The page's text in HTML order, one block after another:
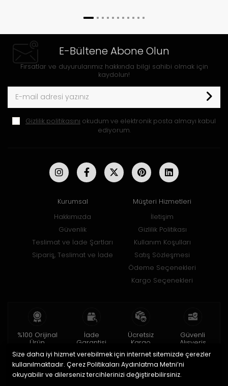
E-Bültene Abone Olun
Fırsatlar ve duyurularımız hakkında bilgi sahibi olmak için
kaydolun!
Gizlilik politikasını okudum ve elektronik posta almayı kabul
ediyorum.
Kurumsal
Hakkımızda
Güvenlik
Teslimat ve İade Şartları
Sipariş, Teslimat ve İade
Müşteri Hizmetleri
İletişim
Gizlilik Politikası
Kullanım Koşulları
Satış Sözleşmesi
Ödeme Seçenekleri
Kargo Seçenekleri
%100 Orijinal
Ürün
2 yıl garanti
İade
Garantisi
15 gün içinde
iade
Ücretsiz
Kargo
150 TL ve üzeri
Güvenli
Alışveriş
256bit SSL ile
Size daha iyi hizmet verebilmek için internet sitemizde çerezler
kullanılmaktadır. Çerez Politikaları Aydınlatma Metni’ni
okuyabilir ve dilerseniz tercihlerinizi değiştirebilirsiniz.